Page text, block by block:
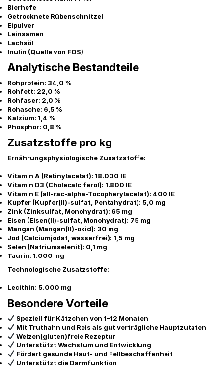
Bierhefe
Getrocknete Rübenschnitzel
Eipulver
Leinsamen
Lachsöl
Inulin (Quelle von FOS)
Analytische Bestandteile
Rohprotein: 34,0 %
Rohfett: 22,0 %
Rohfaser: 2,0 %
Rohasche: 6,5 %
Kalzium: 1,4 %
Phosphor: 0,8 %
Zusatzstoffe pro kg
Ernährungsphysiologische Zusatzstoffe:
Vitamin A (Retinylacetat): 18.000 IE
Vitamin D3 (Cholecalciferol): 1.800 IE
Vitamin E (all-rac-alpha-Tocopherylacetat): 400 IE
Kupfer (Kupfer(II)-sulfat, Pentahydrat): 5,0 mg
Zink (Zinksulfat, Monohydrat): 65 mg
Eisen (Eisen(II)-sulfat, Monohydrat): 75 mg
Mangan (Mangan(II)-oxid): 30 mg
Jod (Calciumjodat, wasserfrei): 1,5 mg
Selen (Natriumselenit): 0,1 mg
Taurin: 1.000 mg
Technologische Zusatzstoffe:
Lecithin: 5.000 mg
Besondere Vorteile
Speziell für Kätzchen von 1–12 Monaten
Mit Truthahn und Reis als gut verträgliche Hauptzutaten
Weizen(gluten)freie Rezeptur
Unterstützt Wachstum und Entwicklung
Fördert gesunde Haut- und Fellbeschaffenheit
Unterstützt die Darmfunktion